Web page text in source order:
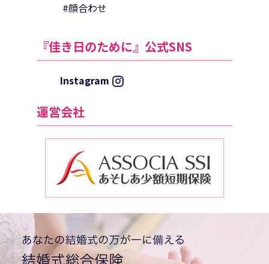
#顔合わせ
『佳き日のために』公式SNS
Instagram
運営会社